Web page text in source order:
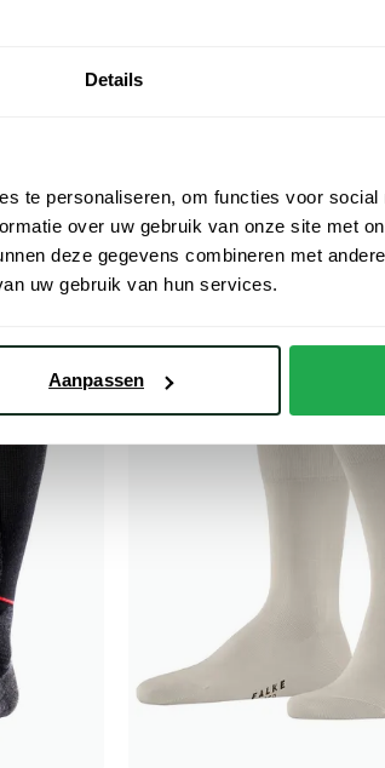
Details
te personaliseren, om functies voor social
over uw gebruik van onze site met
deze gegevens combineren met
uw gebruik van hun services.
Aanpassen
Herensokken grijs melange
€ 18,00